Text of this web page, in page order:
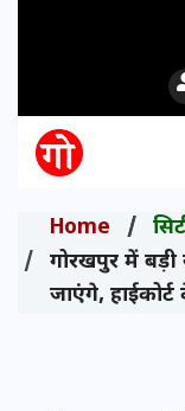
Home
गोरखपुर में बड़ी
जाएंगे,